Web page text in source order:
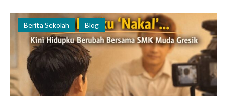
Berita Sekolah Blog